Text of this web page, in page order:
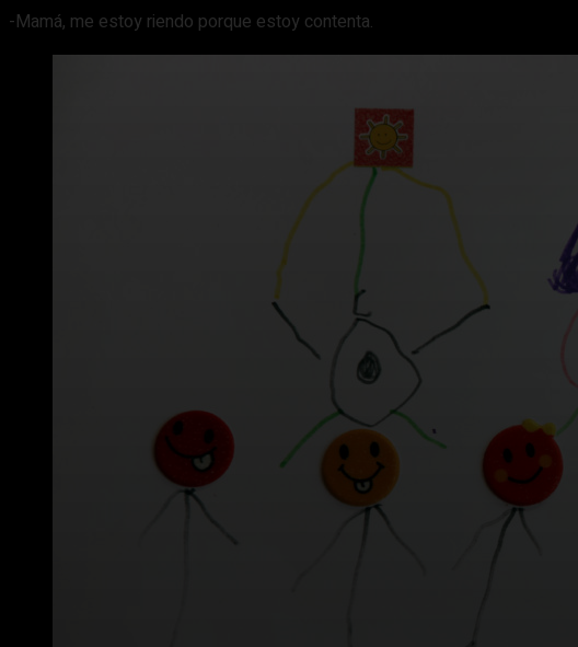
-Mamá, me estoy riendo porque estoy contenta.